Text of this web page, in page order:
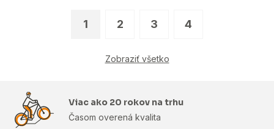
1 2 3 4
Zobraziť všetko
Viac ako 20 rokov na trhu
Časom overená kvalita